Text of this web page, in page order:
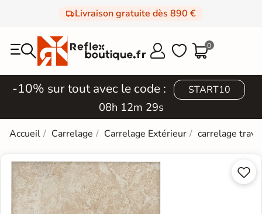
Livraison gratuite dès 890 €
  0
-10% sur tout avec le code : START10
08h 12m 28s
Accueil Carrelage Carrelage Extérieur carrelage

